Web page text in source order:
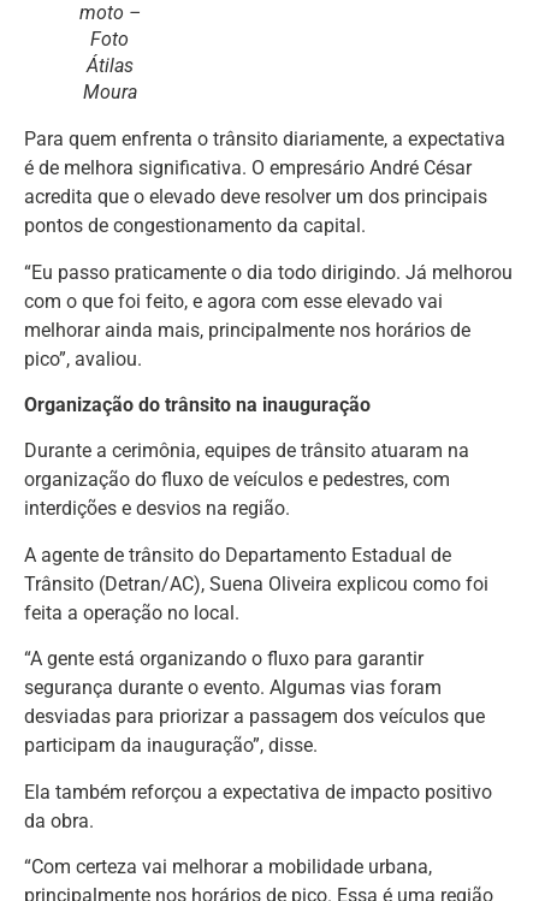
moto –
Foto
Átilas
Moura
Para quem enfrenta o trânsito diariamente, a expectativa
é de melhora significativa. O empresário André César
acredita que o elevado deve resolver um dos principais
pontos de congestionamento da capital.
“Eu passo praticamente o dia todo dirigindo. Já melhorou
com o que foi feito, e agora com esse elevado vai
melhorar ainda mais, principalmente nos horários de
pico”, avaliou.
Organização do trânsito na inauguração
Durante a cerimônia, equipes de trânsito atuaram na
organização do fluxo de veículos e pedestres, com
interdições e desvios na região.
A agente de trânsito do Departamento Estadual de
Trânsito (Detran/AC), Suena Oliveira explicou como foi
feita a operação no local.
“A gente está organizando o fluxo para garantir
segurança durante o evento. Algumas vias foram
desviadas para priorizar a passagem dos veículos que
participam da inauguração”, disse.
Ela também reforçou a expectativa de impacto positivo
da obra.
“Com certeza vai melhorar a mobilidade urbana,
principalmente nos horários de pico. Essa é uma região